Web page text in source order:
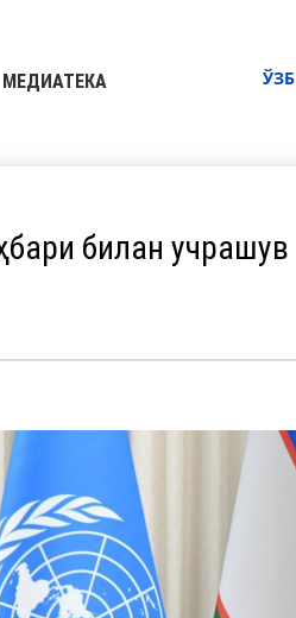
МЕДИАТЕКА
ЎЗБ
билан учрашув